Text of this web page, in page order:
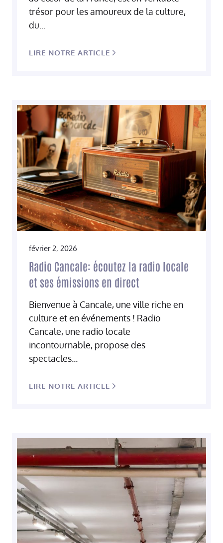
trésor pour les amoureux de la culture,
du...
LIRE NOTRE ARTICLE
février 2, 2026
Radio Cancale: écoutez la radio locale
et ses émissions en direct
Bienvenue à Cancale, une ville riche en
culture et en événements ! Radio
Cancale, une radio locale
incontournable, propose des
spectacles...
LIRE NOTRE ARTICLE